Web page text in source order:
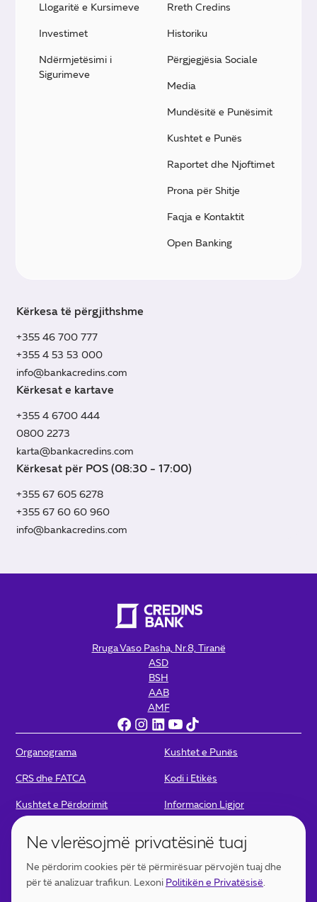
Llogaritë e Kursimeve
Investimet
Ndërmjetësimi i
Sigurimeve
Rreth Credins
Historiku
Përgjegjësia Sociale
Media
Mundësitë e Punësimit
Kushtet e Punës
Raportet dhe Njoftimet
Prona për Shitje
Faqja e Kontaktit
Open Banking
Kërkesa të përgjithshme
+355 46 700 777
+355 4 53 53 000
info@bankacredins.com
Kërkesat e kartave
+355 4 6700 444
0800 2273
karta@bankacredins.com
Kërkesat për POS (08:30 - 17:00)
+355 67 605 6278
+355 67 60 60 960
info@bankacredins.com
Rruga Vaso Pasha, Nr.8, Tiranë
ASD
BSH
AAB
AMF
Organograma Kushtet e Punës
CRS dhe FATCA Kodi i Etikës
Kushtet e Përdorimit Informacion Ligjor
përdorimit
Privatësisë
Ne vlerësojmë privatësinë tuaj
Ne përdorim cookies për të përmirësuar përvojën tuaj dhe
për të analizuar trafikun. Lexoni Politikën e Privatësisë.